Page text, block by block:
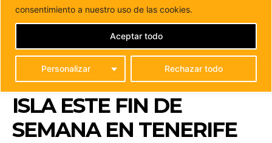
consentimiento a nuestro uso de las cookies.
Personalizar Rechazar todo
Aceptar todo
LOS DEPORTISTAS EN
EDAD ESCOLAR DE
FUERTEVENTURA
REPRESETARÁN A LA
ISLA ESTE FIN DE
SEMANA EN TENERIFE